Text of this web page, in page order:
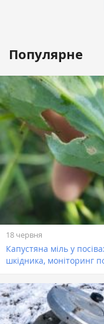
Популярне
18 червня
Капустяна міль у
шкідника, моніторинг